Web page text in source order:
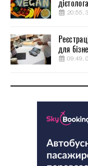
20:55,
для
09:49,